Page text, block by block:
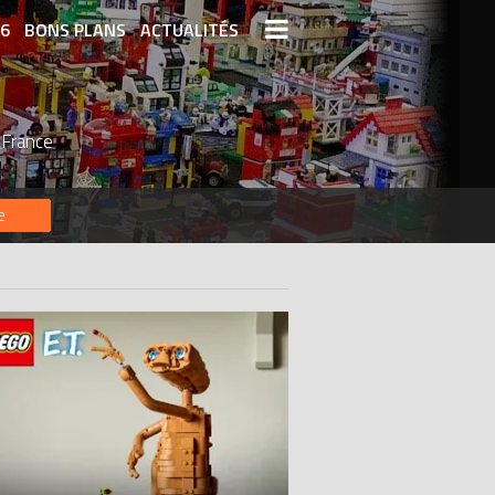
BONS PLANS ACTUALITÉS
LEGO LEGO LES PLUS CHERS
DERNIERS LEGO AJOUTÉS